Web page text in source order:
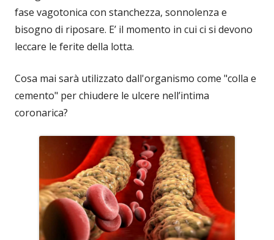
fase vagotonica con stanchezza, sonnolenza e
bisogno di riposare. E’ il momento in cui ci si devono
leccare le ferite della lotta.
Cosa mai sarà utilizzato dall'organismo come "colla e
cemento" per chiudere le ulcere nell’intima
coronarica?